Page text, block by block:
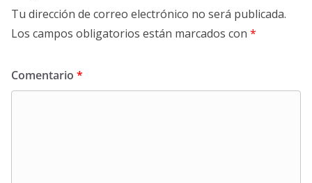
Tu dirección de correo electrónico no será publicada.
Los campos obligatorios están marcados con *
Comentario *